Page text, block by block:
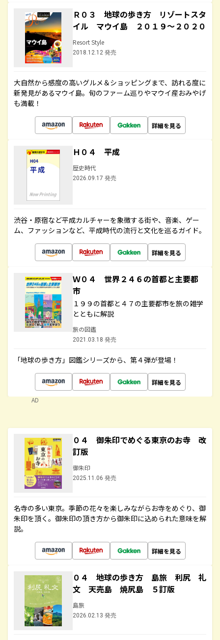
Ｒ０３ 地球の歩き方 リゾートスタ
イル マウイ島 ２０１９～２０２０
Resort Style
2018.12.12 発売
大自然から感度の高いグルメ＆ショッピングまで、訪れる度に
新発見があるマウイ島。旬のファーム巡りやマウイ産おみやげ
も満載！
詳細を見る
Ｈ０４ 平成
歴史時代
2026.09.17 発売
渋谷・原宿など平成カルチャーを象徴する街や、音楽、ゲー
ム、ファッションなど、平成時代の流行と文化を巡るガイド。
詳細を見る
Ｗ０４ 世界２４６の首都と主要都
市
１９９の首都と４７の主要都市を旅の雑学
とともに解説
旅の図鑑
2021.03.18 発売
「地球の歩き方」図鑑シリーズから、第４弾が登場！
詳細を見る
AD
０４ 御朱印でめぐる東京のお寺 改
訂版
御朱印
2025.11.06 発売
名寺の多い東京。季節の花々を楽しみながらお寺をめぐり、御
朱印を頂く。御朱印の頂き方から御朱印に込められた意味を解
説。
詳細を見る
０４ 地球の歩き方 島旅 利尻 礼
文 天売島 焼尻島 ５訂版
島旅
2026.02.13 発売